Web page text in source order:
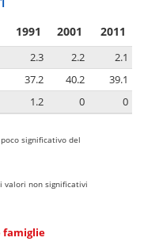
1991 2001 2011
2.3 2.2
2.1
37.2 40.2
39.1
1.2 0 0
significativo del
valori non significativi
famiglie